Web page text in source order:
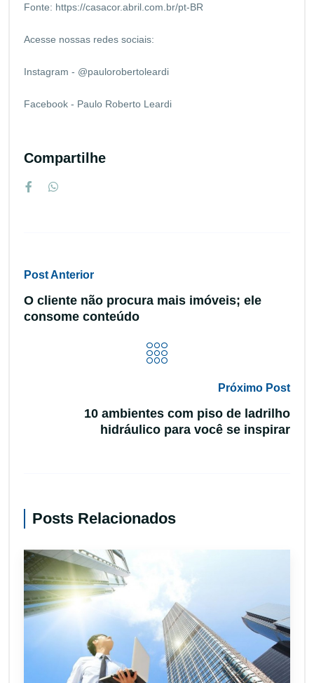
Fonte: https://casacor.abril.com.br/pt-BR
Acesse nossas redes sociais:
Instagram - @paulorobertoleardi
Facebook - Paulo Roberto Leardi
Compartilhe
Post Anterior
O cliente não procura mais imóveis; ele
consome conteúdo
Próximo Post
10 ambientes com piso de ladrilho
hidráulico para você se inspirar
Posts Relacionados